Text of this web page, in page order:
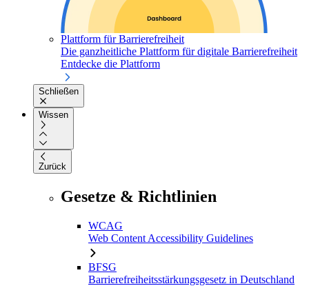
Plattform für Barrierefreiheit
Die ganzheitliche Plattform für digitale Barrierefreiheit
Entdecke die Plattform
Schließen
Wissen
Zurück
Gesetze & Richtlinien
WCAG
Web Content Accessibility Guidelines
BFSG
Barrierefreiheitsstärkungsgesetz in Deutschland